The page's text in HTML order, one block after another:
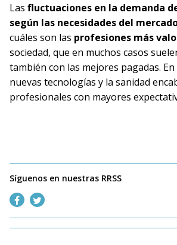
Las fluctuaciones en la demanda
según las necesidades del
cuáles son las profesiones más
sociedad, que en muchos casos
también con las mejores pagadas.
nuevas tecnologías y la sanidad
profesionales con mayores
Síguenos en nuestras RRSS